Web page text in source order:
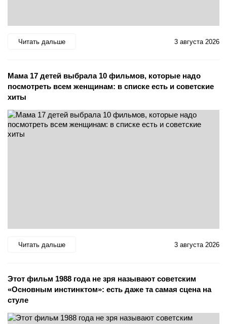
Читать дальше 3 августа 2026
Мама 17 детей выбрала 10 фильмов, которые надо
посмотреть всем женщинам: в списке есть и советские
хиты
Читать дальше 3 августа 2026
Этот фильм 1988 года не зря называют советским
«Основным инстинктом»: есть даже та самая сцена на
стуле